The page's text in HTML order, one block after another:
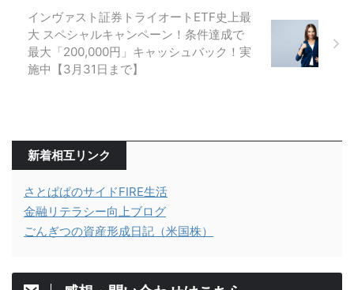
インヴァスト証券トライオートETF史上最
大 スペシャルキャンペーン！条件達成で
最大「200,000円」キャッシュバック！実
施中【3月31日まで】
新着相互リンク
さとぱぱのサイドFIRE生活
金融リテラシー向上ブログ
ごんぎつの資産形成日記（米国株）